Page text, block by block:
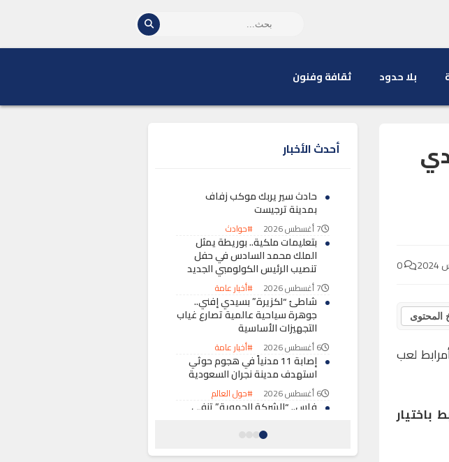
بلا حدود ثقافة وفنون
المحتوى
لعب
باختيار
أحدث الأخبار
حادث سير يربك موكب زفاف
بمدينة ترجيست
7 أغسطس 2026 #حوادث
بتعليمات ملكية.. بوريطة يمثل
الملك محمد السادس في حفل
تنصيب الرئيس الكولومبي الجديد
7 أغسطس 2026 #أخبار عامة
شاطئ “لكزيرة” بسيدي إفني..
جوهرة سياحية عالمية تصارع غياب
التجهيزات الأساسية
6 أغسطس 2026 #أخبار عامة
إصابة 11 مدنياً في هجوم حوثي
استهدف مدينة نجران السعودية
6 أغسطس 2026 #حول العالم
فاس.. “الشركة الجهوية” تنفي
والكهرباء وتوصف الادعاءات